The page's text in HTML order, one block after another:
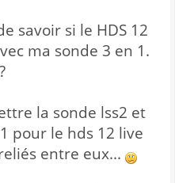
savoir si le HDS 12
ma sonde 3 en 1.
la sonde lss2 et
pour le hds 12 live
entre eux...